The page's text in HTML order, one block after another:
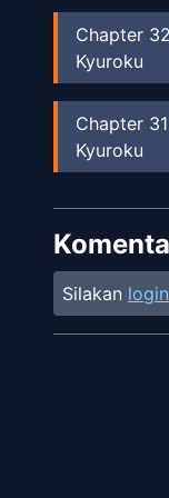
Chapter 32
Kyuroku
Chapter 31
Kyuroku
Chapter
Kyuroku
Chapter29
Silakan login